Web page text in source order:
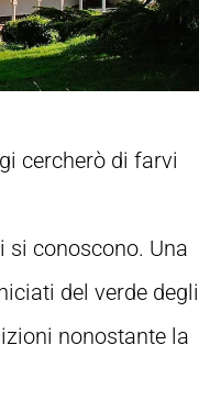
cercherò di farvi
si conoscono. Una
del verde degli
nonostante la